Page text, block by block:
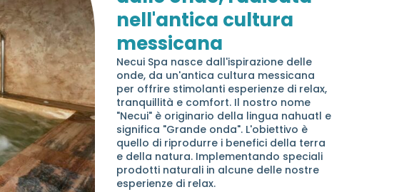
nell'antica cultura
messicana
Necui Spa nasce dall'ispirazione delle
onde, da un'antica cultura messicana
per offrire stimolanti esperienze di relax,
tranquillità e comfort. Il nostro nome
"Necui" è originario della lingua nahuatl e
significa "Grande onda". L'obiettivo è
quello di riprodurre i benefici della terra
e della natura. Implementando speciali
prodotti naturali in alcune delle nostre
esperienze di relax.